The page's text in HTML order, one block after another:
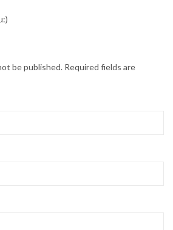
be published. Required fields are